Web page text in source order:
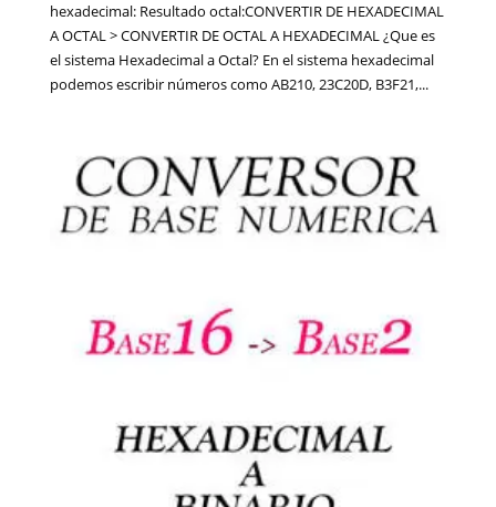
hexadecimal: Resultado octal:CONVERTIR DE HEXADECIMAL
A OCTAL > CONVERTIR DE OCTAL A HEXADECIMAL ¿Que es
el sistema Hexadecimal a Octal? En el sistema hexadecimal
podemos escribir números como AB210, 23C20D, B3F21,...